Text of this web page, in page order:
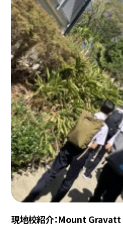
現地校紹介：Mount